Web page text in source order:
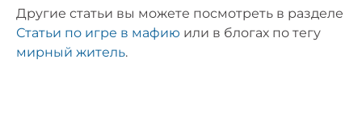
Другие статьи вы можете посмотреть в разделе
Статьи по игре в мафию или в блогах по тегу
мирный житель.